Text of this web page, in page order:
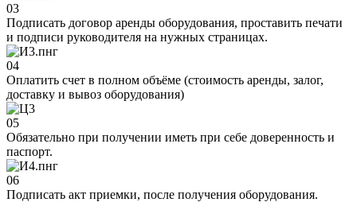
03
Подписать договор аренды оборудования, проставить печати
и подписи руководителя на нужных страницах.
04
Оплатить счет в полном объёме (стоимость аренды, залог,
доставку и вывоз оборудования)
05
Обязательно при получении иметь при себе доверенность и
паспорт.
06
Подписать акт приемки, после получения оборудования.